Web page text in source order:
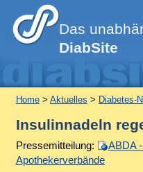
Das
DiabSite
Home> Aktuelles > Diabetes-
Insulinnadeln
Pressemitteilung:
ABDA
Apothekerverbände